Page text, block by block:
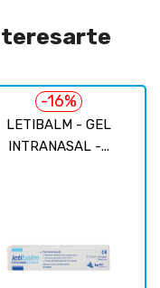
LETIBALM - GEL
INTRANASAL -...
-16%